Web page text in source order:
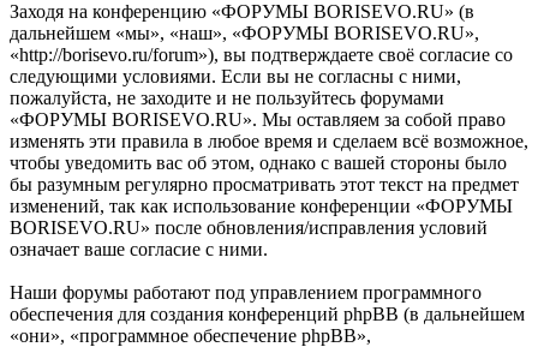
Заходя на конференцию «ФОРУМЫ BORISEVO.RU» (в
дальнейшем «мы», «наш», «ФОРУМЫ BORISEVO.RU»,
«http://borisevo.ru/forum»), вы подтверждаете своё согласие со
следующими условиями. Если вы не согласны с ними,
пожалуйста, не заходите и не пользуйтесь форумами
«ФОРУМЫ BORISEVO.RU». Мы оставляем за собой право
изменять эти правила в любое время и сделаем всё возможное,
чтобы уведомить вас об этом, однако с вашей стороны было
бы разумным регулярно просматривать этот текст на предмет
изменений, так как использование конференции «ФОРУМЫ
BORISEVO.RU» после обновления/исправления условий
означает ваше согласие с ними.
Наши форумы работают под управлением программного
обеспечения для создания конференций phpBB (в дальнейшем
«они», «программное обеспечение phpBB»,